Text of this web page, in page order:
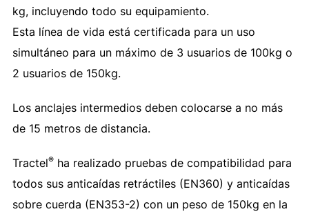
kg, incluyendo todo su equipamiento.
Esta línea de vida está certificada para un uso
simultáneo para un máximo de 3 usuarios de 100kg o
2 usuarios de 150kg.
Los anclajes intermedios deben colocarse a no más
de 15 metros de distancia.
Tractel®ha realizado pruebas de compatibilidad para
todos sus anticaídas retráctiles (EN360) y anticaídas
sobre cuerda (EN353-2) con un peso de 150kg en la